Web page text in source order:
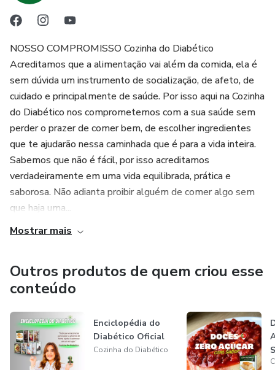
NOSSO COMPROMISSO Cozinha do Diabético
Acreditamos que a alimentação vai além da comida, ela é
sem dúvida um instrumento de socialização, de afeto, de
cuidado e principalmente de saúde. Por isso aqui na Cozinha
do Diabético nos comprometemos com a sua saúde sem
perder o prazer de comer bem, de escolher ingredientes
que te ajudarão nessa caminhada que é para a vida inteira.
Sabemos que não é fácil, por isso acreditamos
verdadeiramente em uma vida equilibrada, prática e
saborosa. Não adianta proibir alguém de comer algo sem
que haja uma...
Mostrar mais
Outros produtos de quem criou esse
conteúdo
Enciclopédia do
Diabético Oficial
Cozinha do Diabético